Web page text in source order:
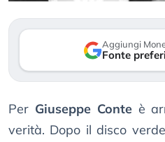
Aggiungi
Fonte
Per Giuseppe Conteè
verità. Dopo il disco